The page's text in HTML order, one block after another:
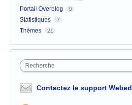
Portail Overblog 9
Statistiques 7
Thèmes 21
Recherche
Contactez le support